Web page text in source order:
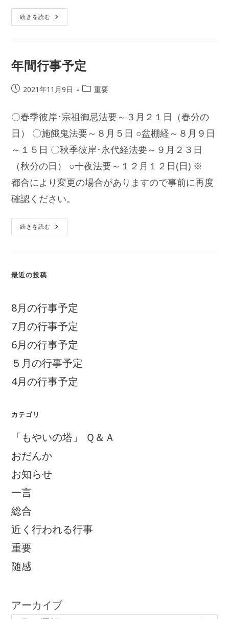
続きを読む 今
年
定
年間行事予定
投
開
日:
2021年11月9日
投
カ
テ
ゴ
ー:
重要
〇春季彼岸･宗祖御忌法要～３月２１日（春分の
日） 〇施餓鬼法要～８月５日 ○盆棚経～８月９日
～１５日 〇秋季彼岸･永代経法要～９月２３日
（秋分の日） ○十夜法要～１２月１２日(日) ※
都合により変更の場合がありますので事前に再度
確認ください。
続きを読む 年
間
最近の投稿
8月の行事予定
7月の行事予定
6月の行事予定
５月の行事予定
4月の行事予定
カテゴリ
「もやいの塔」 Ｑ＆Ａ
おだんか
お知らせ
一言
総合
近く行われる行事
重要
随感
アーカイブ